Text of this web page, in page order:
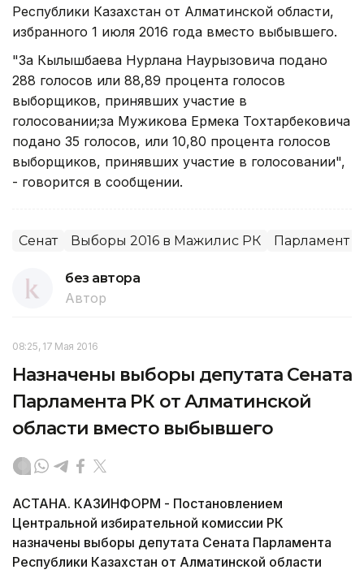
Республики Казахстан от Алматинской области,
избранного 1 июля 2016 года вместо выбывшего.
"За Кылышбаева Нурлана Наурызовича подано
288 голосов или 88,89 процента голосов
выборщиков, принявших участие в
голосовании;за Мужикова Ермека Тохтарбековича
подано 35 голосов, или 10,80 процента голосов
выборщиков, принявших участие в голосовании",
- говорится в сообщении.
Сенат Выборы 2016 в Мажилис РК Парламент
без автора
Автор
08:25, 17 Мая 2016
Назначены выборы депутата Сената
Парламента РК от Алматинской
области вместо выбывшего
АСТАНА. КАЗИНФОРМ - Постановлением
Центральной избирательной комиссии РК
назначены выборы депутата Сената Парламента
Республики Казахстан от Алматинской области